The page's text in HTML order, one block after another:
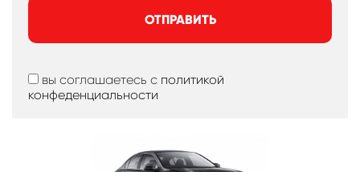
ОТПРАВИТЬ
вы соглашаетесь с политикой
конфеденциальности